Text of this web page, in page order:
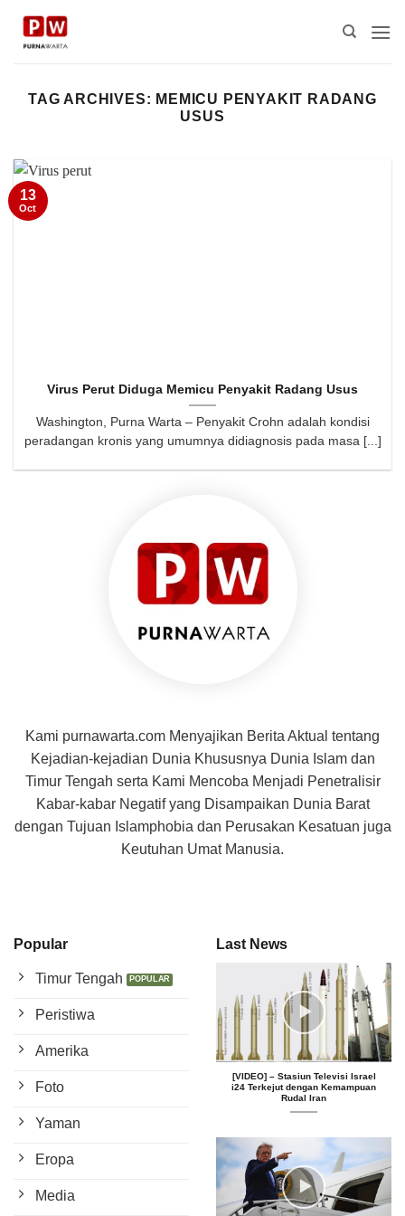
TAG ARCHIVES: MEMICU PENYAKIT RADANG
USUS
Virus Perut Diduga Memicu Penyakit Radang Usus
Washington, Purna Warta – Penyakit Crohn adalah kondisi
peradangan kronis yang umumnya didiagnosis pada masa [...]
13
Oct
Kami purnawarta.com Menyajikan Berita Aktual tentang
Kejadian-kejadian Dunia Khususnya Dunia Islam dan
Timur Tengah serta Kami Mencoba Menjadi Penetralisir
Kabar-kabar Negatif yang Disampaikan Dunia Barat
dengan Tujuan Islamphobia dan Perusakan Kesatuan juga
Keutuhan Umat Manusia.
Popular
Timur Tengah
Peristiwa
Amerika
Foto
Yaman
Eropa
Media
Last News
[VIDEO] – Stasiun Televisi Israel
i24 Terkejut dengan Kemampuan
Rudal Iran